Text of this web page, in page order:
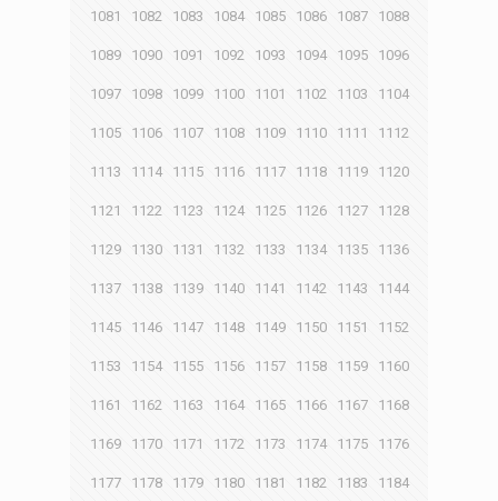
1081 1082 1083 1084 1085 1086 1087 1088
1089 1090 1091 1092 1093 1094 1095 1096
1097 1098 1099 1100 1101 1102 1103 1104
1105 1106 1107 1108 1109 1110 1111 1112
1113 1114 1115 1116 1117 1118 1119 1120
1121 1122 1123 1124 1125 1126 1127 1128
1129 1130 1131 1132 1133 1134 1135 1136
1137 1138 1139 1140 1141 1142 1143 1144
1145 1146 1147 1148 1149 1150 1151 1152
1153 1154 1155 1156 1157 1158 1159 1160
1161 1162 1163 1164 1165 1166 1167 1168
1169 1170 1171 1172 1173 1174 1175 1176
1177 1178 1179 1180 1181 1182 1183 1184